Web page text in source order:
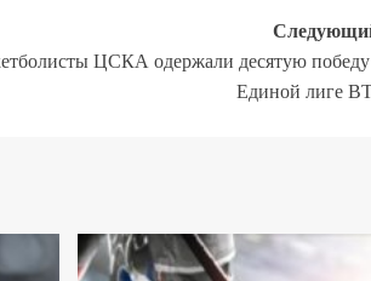
ЦСКА одержали десятую
Единой лиге